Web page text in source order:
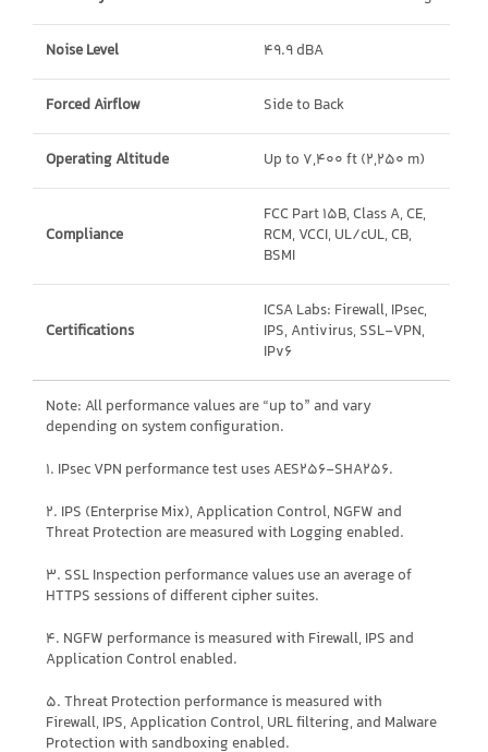
Noise Level 49.9 dBA
Forced Airflow Side to Back
Operating Altitude Up to 7,400 ft (2,250 m)
Compliance
FCC Part 15B, Class A, CE,
RCM, VCCI, UL/cUL, CB,
BSMI
Certifications
ICSA Labs: Firewall, IPsec,
IPS, Antivirus, SSL-VPN,
IPv6
Note: All performance values are “up to” and vary
depending on system configuration.
1. IPsec VPN performance test uses AES256-SHA256.
2. IPS (Enterprise Mix), Application Control, NGFW and
Threat Protection are measured with Logging enabled.
3. SSL Inspection performance values use an average of
HTTPS sessions of different cipher suites.
4. NGFW performance is measured with Firewall, IPS and
Application Control enabled.
5. Threat Protection performance is measured with
Firewall, IPS, Application Control, URL filtering, and Malware
Protection with sandboxing enabled.